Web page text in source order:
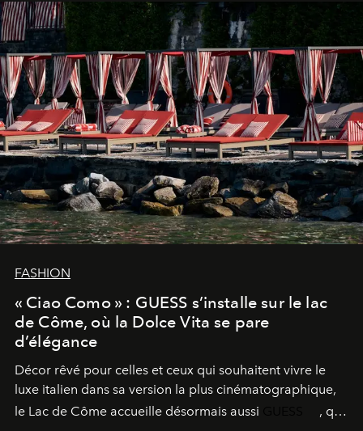
FASHION
« Ciao Como » : GUESS s’installe sur le lac
de Côme, où la Dolce Vita se pare
d’élégance
Décor rêvé pour celles et ceux qui souhaitent vivre le
luxe italien dans sa version la plus cinématographique,
le Lac de Côme accueille désormais aussi
, qui